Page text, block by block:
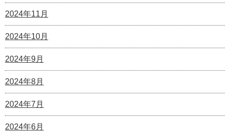
2024年11月
2024年10月
2024年9月
2024年8月
2024年7月
2024年6月